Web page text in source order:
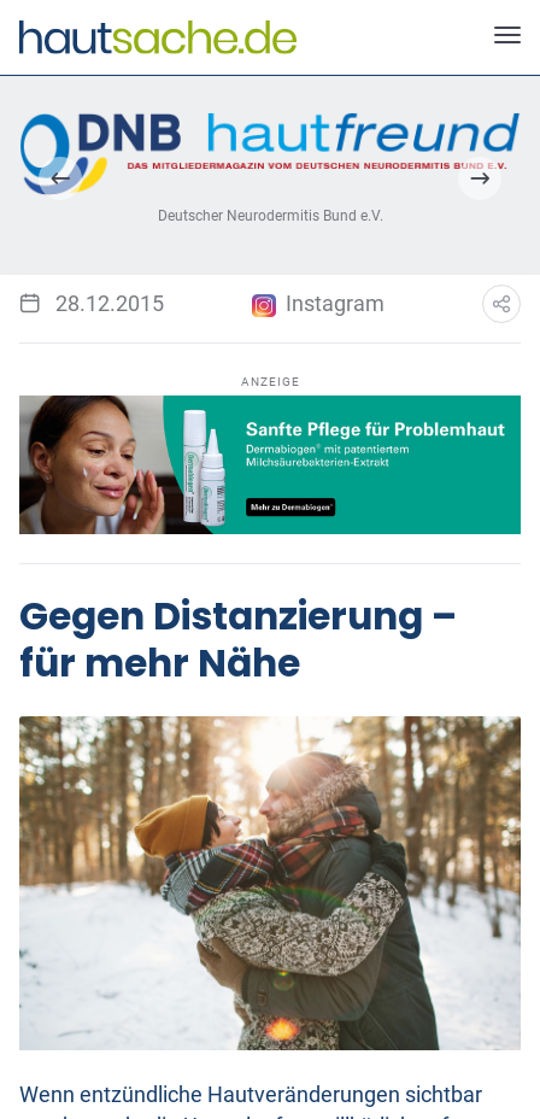
Deutscher Neurodermitis Bund e.V.
28.12.2015 Instagram
ANZEIGE
Gegen Distanzierung –
für mehr Nähe
Wenn entzündliche Hautveränderungen sichtbar